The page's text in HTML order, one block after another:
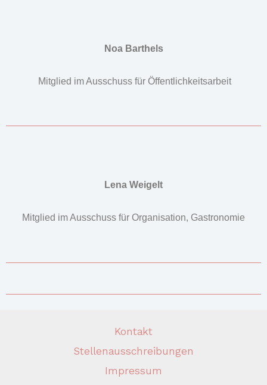
Noa Barthels
Mitglied im Ausschuss für Öffentlichkeitsarbeit
Lena Weigelt
Mitglied im Ausschuss für Organisation, Gastronomie
Kontakt
Stellenausschreibungen
Impressum